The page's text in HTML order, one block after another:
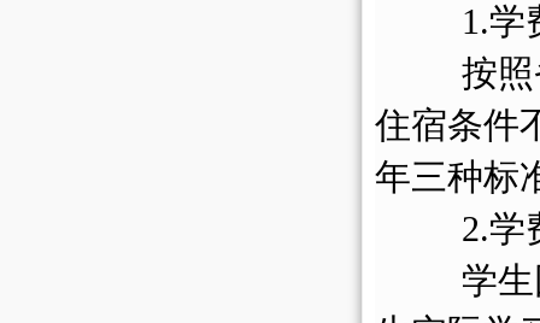
1.学
按
住宿条件
年三种标
2.学
学